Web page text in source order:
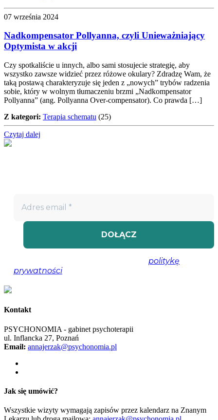
07 września 2024
Nadkompensator Pollyanna, czyli Unieważniający
Optymista w akcji
Czy spotkaliście u innych, albo sami stosujecie strategię, aby
wszystko zawsze widzieć przez różowe okulary? Zdradzę Wam, że
taką postawą charakteryzuje się jeden z „nowych” trybów radzenia
sobie, który w wolnym tłumaczeniu brzmi „Nadkompensator
Pollyanna” (ang. Pollyanna Over-compensator). Co prawda […]
Z kategori: Terapia schematu (25)
Czytaj dalej
politykę
prywatności, aby uzyskać więcej informacji.
Kontakt
PSYCHONOMIA - gabinet psychoterapii
ul. Inflancka 27, Poznań
Email: annajerzak@psychonomia.pl
Jak się umówić?
Wszystkie wizyty wymagają zapisów przez kalendarz na Znanym